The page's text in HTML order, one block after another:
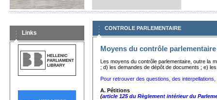
Links
CONTROLE PARLEMENTAIRE
Moyens du contrôle parlementaire
Les moyens du contrôle parlementaire, outre la
; d) les demandes de dépôt de documents ; e)
Pour retrouver des questions, des
A. Pétitions
(article 125 du Règlement intérieur du